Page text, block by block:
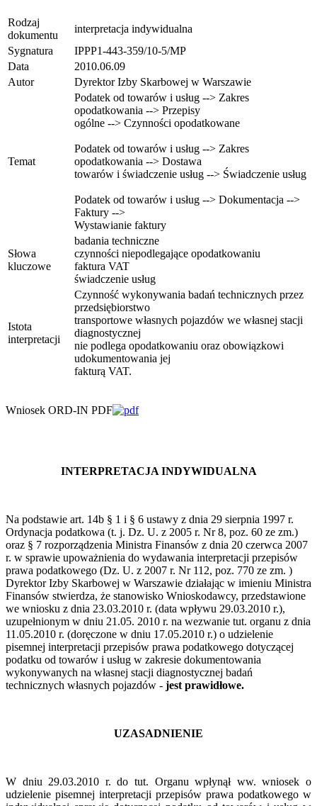
Rodzaj
dokumentu
interpretacja indywidualna
Sygnatura
IPPP1-443-359/10-5/MP
Data
2010.06.09
Autor
Dyrektor Izby Skarbowej w Warszawie
Temat
Podatek od towarów i usług --> Zakres
opodatkowania --> Przepisy
ogólne --> Czynności opodatkowane
Podatek od towarów i usług --> Zakres
opodatkowania --> Dostawa
towarów i świadczenie usług --> Świadczenie usług
Podatek od towarów i usług --> Dokumentacja -->
Faktury -->
Wystawianie faktury
Słowa
kluczowe
badania techniczne
czynności niepodlegające opodatkowaniu
faktura VAT
świadczenie usług
Istota
interpretacji
Czynność wykonywania badań technicznych przez
przedsiębiorstwo
transportowe własnych pojazdów we własnej stacji
diagnostycznej
nie podlega opodatkowaniu oraz obowiązkowi
udokumentowania jej
fakturą VAT.
Wniosek ORD-IN PDF
INTERPRETACJA INDYWIDUALNA
Na podstawie art. 14b § 1 i § 6 ustawy z dnia 29 sierpnia 1997 r.
Ordynacja podatkowa (t. j. Dz. U. z 2005 r. Nr 8, poz. 60 ze zm.)
oraz § 7 rozporządzenia Ministra Finansów z dnia 20 czerwca 2007
r. w sprawie upoważnienia do wydawania interpretacji przepisów
prawa podatkowego (Dz. U. z 2007 r. Nr 112, poz. 770 ze zm. )
Dyrektor Izby Skarbowej w Warszawie działając w imieniu Ministra
Finansów stwierdza, że stanowisko Wnioskodawcy, przedstawione
we wniosku z dnia 23.03.2010 r. (data wpływu 29.03.2010 r.),
uzupełnionym w dniu 21.05. 2010 r. na wezwanie tut. organu z dnia
11.05.2010 r. (doręczone w dniu 17.05.2010 r.) o udzielenie
pisemnej interpretacji przepisów prawa podatkowego dotyczącej
podatku od towarów i usług w zakresie dokumentowania
wykonywanych na własnej stacji diagnostycznej badań
technicznych własnych pojazdów - jest prawidłowe.
UZASADNIENIE
W dniu 29.03.2010 r. do tut. Organu wpłynął ww. wniosek o
udzielenie pisemnej interpretacji przepisów prawa podatkowego w